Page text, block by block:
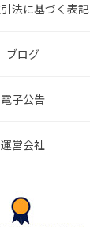
法に基づく表記
ブログ
電子公告
運営会社